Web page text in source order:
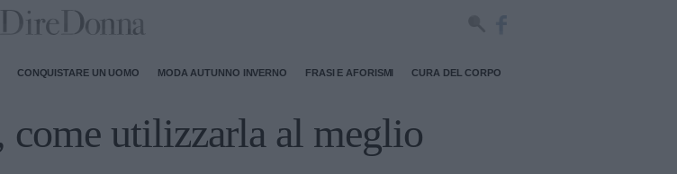
CONQUISTARE UN UOMO MODA AUTUNNO INVERNO FRASI E AFORISMI CURA DEL CORPO
come utilizzarla al meglio